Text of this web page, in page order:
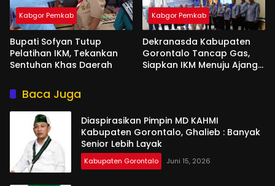
Kabgor Pemkab
Bupati Sofyan Tutup
Pelatihan IKM, Tekankan
Sentuhan Khas Daerah
Kabgor Pemkab
Dekranasda Kabupaten
Gorontalo Tancap Gas,
Siapkan IKM Menuju Ajang
Baca Juga
Diaspirasikan Pimpin MD KAHMI
Kabupaten Gorontalo, Ghalieb : Banyak
Senior Lebih Layak
Kabupaten Gorontalo Juni 15, 2026